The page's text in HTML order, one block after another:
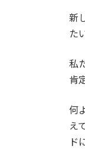
新
た
私
肯
何
え
ド